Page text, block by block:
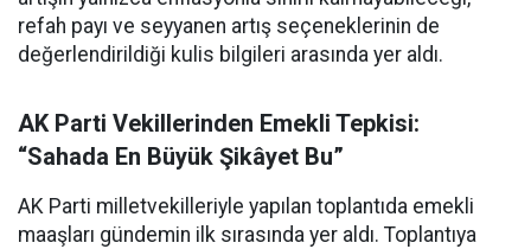
refah payı ve seyyanen artış seçeneklerinin de
değerlendirildiği kulis bilgileri arasında yer aldı.
AK Parti Vekillerinden Emekli Tepkisi:
“Sahada En Büyük Şikâyet Bu”
AK Parti milletvekilleriyle yapılan toplantıda emekli
maaşları gündemin ilk sırasında yer aldı. Toplantıya